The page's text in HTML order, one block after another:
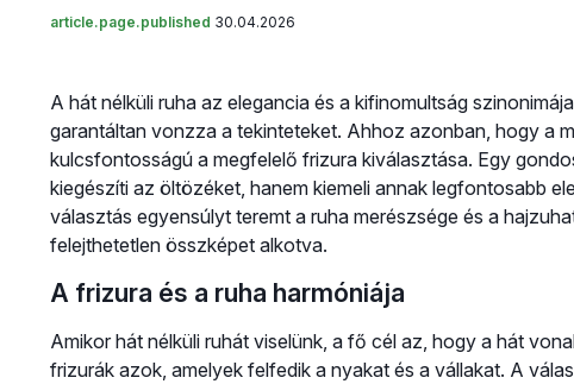
article.page.published 30.04.2026
A hát nélküli ruha az elegancia és a kifinomultság
garantáltan vonzza a tekinteteket. Ahhoz azonban, hogy a
kulcsfontosságú a megfelelő frizura kiválasztása. Egy
kiegészíti az öltözéket, hanem kiemeli annak legfontosabb
választás egyensúlyt teremt a ruha merészsége és a
felejthetetlen összképet alkotva.
A frizura és a ruha harmóniája
Amikor hát nélküli ruhát viselünk, a fő cél az, hogy a hát
frizurák azok, amelyek felfedik a nyakat és a vállakat. A